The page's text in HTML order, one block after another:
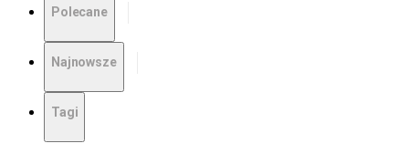
Polecane
Najnowsze
Tagi